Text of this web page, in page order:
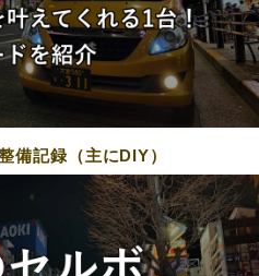
備記録（主にDIY）